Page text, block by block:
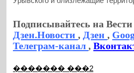
Подписывайтесь на
Дзен.Новости, Дзен,
Телеграм-канал,
������� ���2